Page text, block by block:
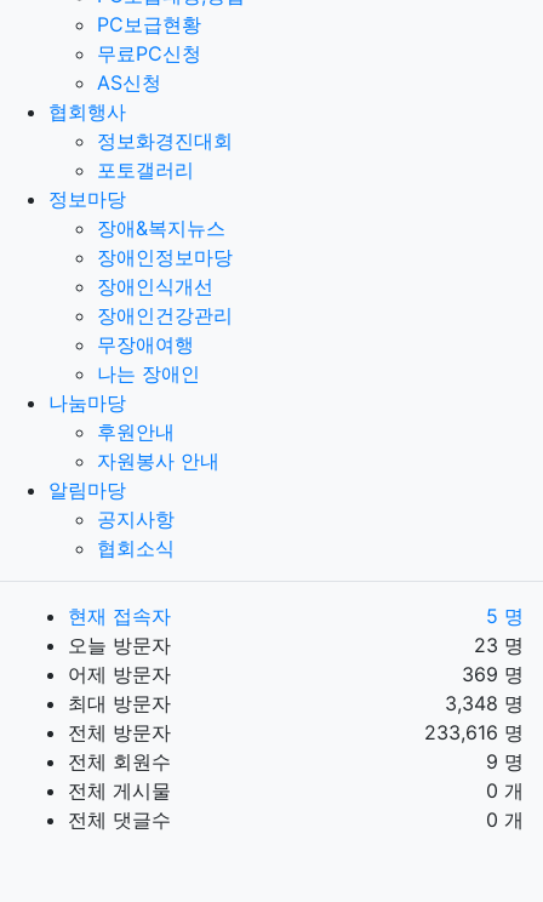
PC보급현황
무료PC신청
AS신청
협회행사
정보화경진대회
포토갤러리
정보마당
장애&복지뉴스
장애인정보마당
장애인식개선
장애인건강관리
무장애여행
나는 장애인
나눔마당
후원안내
자원봉사 안내
알림마당
공지사항
협회소식
현재 접속자
5 명
오늘 방문자
23 명
어제 방문자
369 명
최대 방문자
3,348 명
전체 방문자
233,616 명
전체 회원수
9 명
전체 게시물
0 개
전체 댓글수
0 개